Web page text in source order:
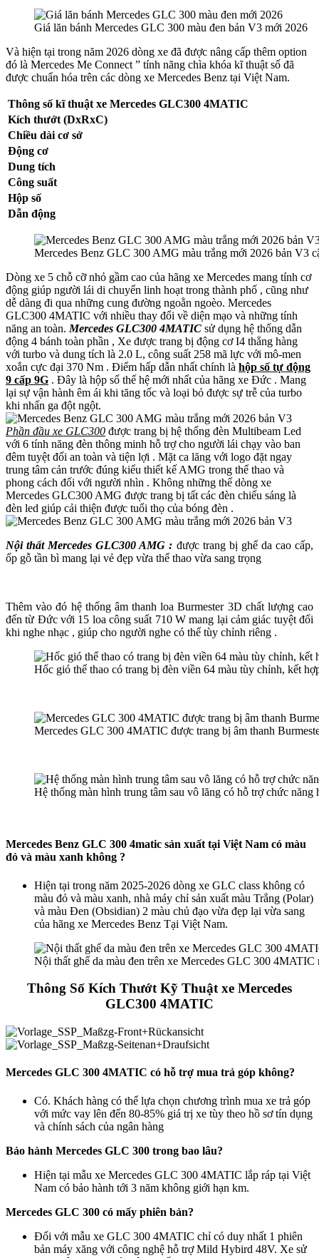
Giá lăn bánh Mercedes GLC 300 màu đen bản V3 mới 2026
Và hiện tại trong năm 2026 dòng xe đã được nâng cấp thêm option
đó là Mercedes Me Connect ” tính năng chìa khóa kĩ thuật số đã
được chuẩn hóa trên các dòng xe Mercedes Benz tại Việt Nam.
Thông số kĩ thuật xe Mercedes GLC300 4MATIC
Kích thướt (DxRxC)
Chiều dài cơ sở
Động cơ
Dung tích
Công suất
Hộp số
Dẫn động
Mercedes Benz GLC 300 AMG màu trắng mới 2026 bản V3
Dòng xe 5 chỗ cỡ nhỏ gầm cao của hãng xe Mercedes mang tính cơ
động giúp người lái di chuyển linh hoạt trong thành phố , cũng như
dễ dàng đi qua những cung đường ngoằn ngoèo. Mercedes
GLC300 4MATIC với nhiều thay đổi về diện mạo và những tính
năng an toàn. Mercedes GLC300 4MATIC sử dụng hệ thống dẫn
động 4 bánh toàn phần , Xe được trang bị động cơ I4 thẳng hàng
với turbo và dung tích là 2.0 L, công suất 258 mã lực với mô-men
xoắn cực đại 370 Nm . Điểm hấp dẫn nhất chính là hộp số tự động
9 cấp 9G . Đây là hộp số thế hệ mới nhất của hãng xe Đức . Mang
lại sự vận hành êm ái khi tăng tốc và loại bỏ được sự trễ của turbo
khi nhấn ga đột ngột.
Phần đầu xe GLC300 được trang bị hệ thống đèn Multibeam Led
với 6 tính năng đèn thông minh hỗ trợ cho người lái chạy vào ban
đêm tuyệt đối an toàn và tiện lợi . Mặt ca lăng với logo đặt ngay
trung tâm cản trước đúng kiểu thiết kế AMG trong thể thao và
phong cách đối với người nhìn . Không những thế dòng xe
Mercedes GLC300 AMG được trang bị tất các đèn chiếu sáng là
đèn led giúp cải thiện được tuổi thọ của bóng đèn .
Nội thất Mercedes GLC300 AMG : được trang bị ghế da cao cấp,
ốp gỗ tần bì mang lại vẻ đẹp vừa thể thao vừa sang trọng
Thêm vào đó hệ thống âm thanh loa Burmester 3D chất lượng cao
đến từ Đức với 15 loa công suất 710 W mang lại cảm giác tuyệt đối
khi nghe nhạc , giúp cho người nghe có thể tùy chỉnh riêng .
Hốc gió thể thao có trang bị đèn viền 64 màu tùy chỉnh, kết
Mercedes GLC 300 4MATIC được trang bị âm thanh
Hệ thống màn hình trung tâm sau vô lăng có hỗ trợ chức
Mercedes Benz GLC 300 4matic sản xuất tại Việt Nam có màu
đỏ và màu xanh không ?
Hiện tại trong năm 2025-2026 dòng xe GLC class không có
màu đỏ và màu xanh, nhà máy chỉ sản xuất màu Trắng (Polar)
và màu Đen (Obsidian) 2 màu chủ đạo vừa đẹp lại vừa sang
của hãng xe Mercedes Benz Tại Việt Nam.
Nội thất ghế da màu đen trên xe Mercedes GLC 300 4MATIC
Thông Số Kích Thướt Kỹ Thuật xe Mercedes
GLC300 4MATIC
Mercedes GLC 300 4MATIC có hỗ trợ mua trả góp không?
Có. Khách hàng có thể lựa chọn chương trình mua xe trả góp
với mức vay lên đến 80-85% giá trị xe tùy theo hồ sơ tín dụng
và chính sách của ngân hàng
Bảo hành Mercedes GLC 300 trong bao lâu?
Hiện tại mẫu xe Mercedes GLC 300 4MATIC lắp ráp tại Việt
Nam có bảo hành tới 3 năm không giới hạn km.
Mercedes GLC 300 có mấy phiên bản?
Đối với mẫu xe GLC 300 4MATIC chỉ có duy nhất 1 phiên
bản máy xăng với công nghệ hỗ trợ Mild Hybird 48V. Xe sử